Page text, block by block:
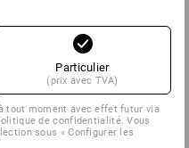
Particulier
(prix avec TVA)
tout moment avec effet futur via
de confidentialité. Vous
sous « Configurer les